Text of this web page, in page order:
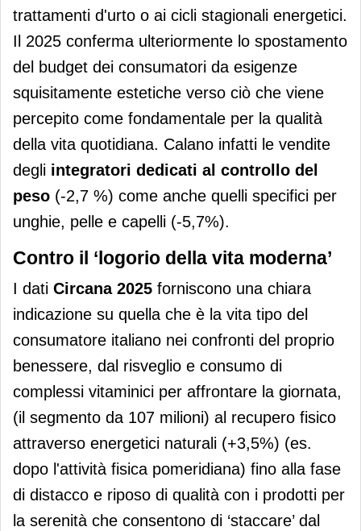
trattamenti d'urto o ai cicli stagionali energetici.
Il 2025 conferma ulteriormente lo spostamento
del budget dei consumatori da esigenze
squisitamente estetiche verso ciò che viene
percepito come fondamentale per la qualità
della vita quotidiana. Calano infatti le vendite
degli integratori dedicati al controllo del
peso (-2,7 %) come anche quelli specifici per
unghie, pelle e capelli (-5,7%).
Contro il ‘logorio della vita moderna’
I dati Circana 2025 forniscono una chiara
indicazione su quella che è la vita tipo del
consumatore italiano nei confronti del proprio
benessere, dal risveglio e consumo di
complessi vitaminici per affrontare la giornata,
(il segmento da 107 milioni) al recupero fisico
attraverso energetici naturali (+3,5%) (es.
dopo l'attività fisica pomeridiana) fino alla fase
di distacco e riposo di qualità con i prodotti per
la serenità che consentono di ‘staccare’ dal